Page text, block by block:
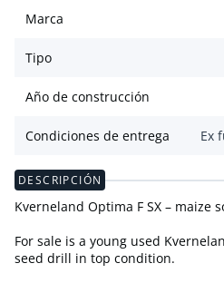
Marca
Tipo
Año de construcción
Condiciones de entrega Ex
DESCRIPCIÓN
Kverneland Optima F SX – maize
For sale is a young used
seed drill in top condition.